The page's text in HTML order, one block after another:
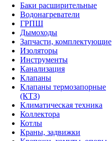
Баки расширительные
Водонагреватели
ГРПШ
Дымоходы
Запчасти, комплектующие
Изоляторы
Инструменты
Канализация
Клапаны
Клапаны термозапорные
(КТЗ)
Климатическая техника
Коллектора
Котлы
Краны, задвижки